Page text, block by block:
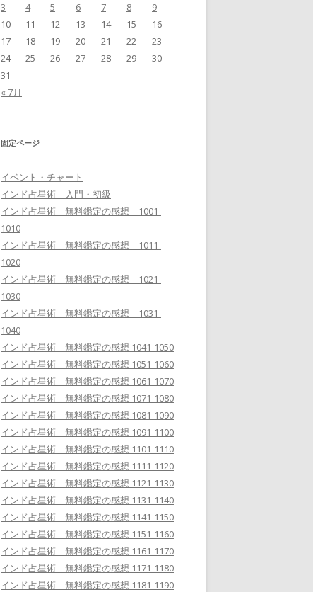
« 7月
3
4 5 6 7 8
9
10
11 12 13 14 15
16
17
18 19 20 21 22
23
24
25 26 27 28 29
30
31
固定ページ
イベント・チャート
インド占星術 入門・初級
インド占星術 無料鑑定の感想 1001-
1010
インド占星術 無料鑑定の感想 1011-
1020
インド占星術 無料鑑定の感想 1021-
1030
インド占星術 無料鑑定の感想 1031-
1040
インド占星術 無料鑑定の感想 1041-1050
インド占星術 無料鑑定の感想 1051-1060
インド占星術 無料鑑定の感想 1061-1070
インド占星術 無料鑑定の感想 1071-1080
インド占星術 無料鑑定の感想 1081-1090
インド占星術 無料鑑定の感想 1091-1100
インド占星術 無料鑑定の感想 1101-1110
インド占星術 無料鑑定の感想 1111-1120
インド占星術 無料鑑定の感想 1121-1130
インド占星術 無料鑑定の感想 1131-1140
インド占星術 無料鑑定の感想 1141-1150
インド占星術 無料鑑定の感想 1151-1160
インド占星術 無料鑑定の感想 1161-1170
インド占星術 無料鑑定の感想 1171-1180
インド占星術 無料鑑定の感想 1181-1190